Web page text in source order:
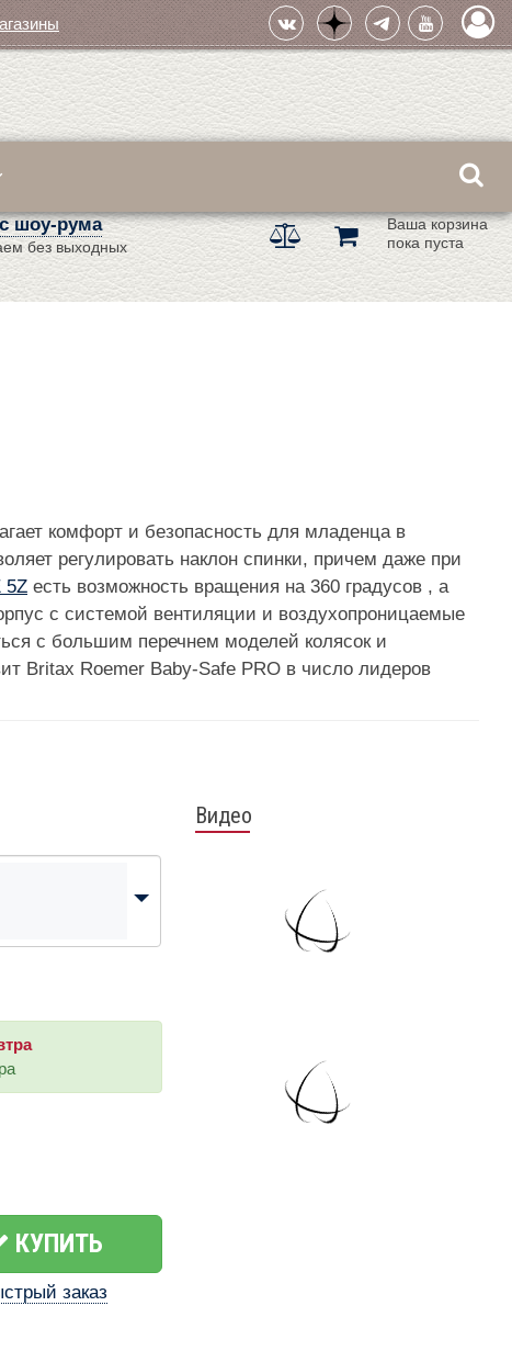
шоу-рума
без выходных
Ваша корзина
пока пуста
комфорт и безопасность для младенца в
регулировать наклон спинки, причем даже при
5Z есть возможность вращения на 360 градусов , а
с системой вентиляции и воздухопроницаемые
с большим перечнем моделей колясок и
Britax Roemer Baby-Safe PRO в число лидеров
КУПИТЬ
заказ
Видео